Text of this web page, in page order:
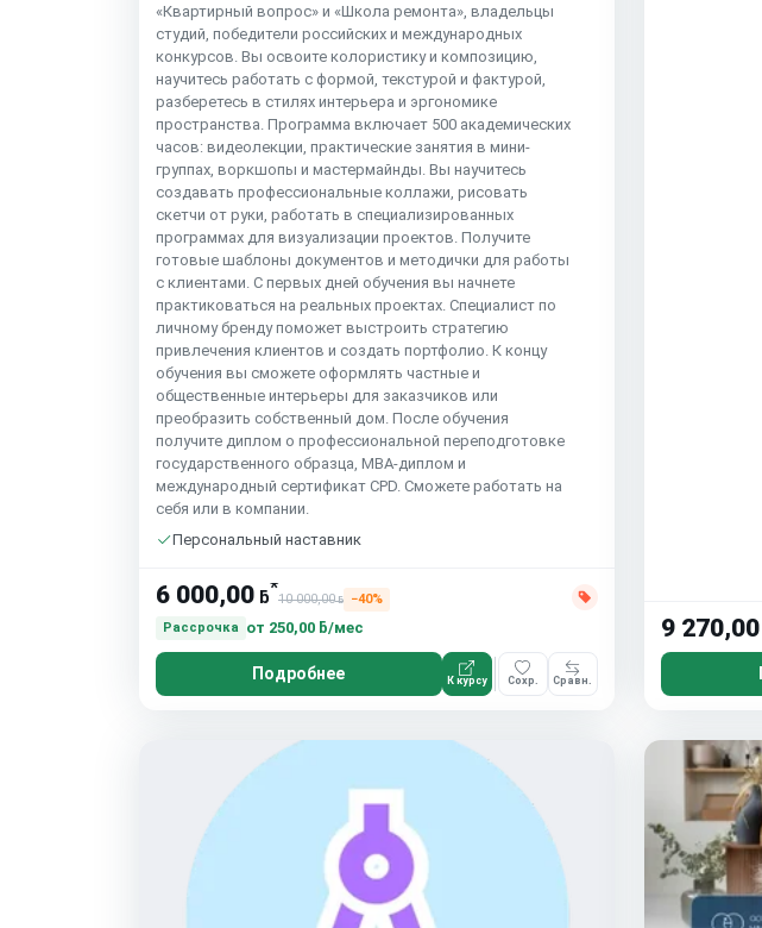
«Квартирный вопрос» и «Школа ремонта», владельцы
студий, победители российских и международных
конкурсов. Вы освоите колористику и композицию,
научитесь работать с формой, текстурой и фактурой,
разберетесь в стилях интерьера и эргономике
пространства. Программа включает 500 академических
часов: видеолекции, практические занятия в мини-
группах, воркшопы и мастермайнды. Вы научитесь
создавать профессиональные коллажи, рисовать
скетчи от руки, работать в специализированных
программах для визуализации проектов. Получите
готовые шаблоны документов и методички для работы
с клиентами. С первых дней обучения вы начнете
практиковаться на реальных проектах. Специалист по
личному бренду поможет выстроить стратегию
привлечения клиентов и создать портфолио. К концу
обучения вы сможете оформлять частные и
общественные интерьеры для заказчиков или
преобразить собственный дом. После обучения
получите диплом о профессиональной переподготовке
государственного образца, MBA-диплом и
международный сертификат CPD. Сможете работать на
себя или в компании.
Персональный наставник
6 000,00 ƃ*
10 000,00ƃ
−40%
Рассрочка
от 250,00 ƃ/мес
Подробнее К курсу Сохр. Сравн.
9 270,00